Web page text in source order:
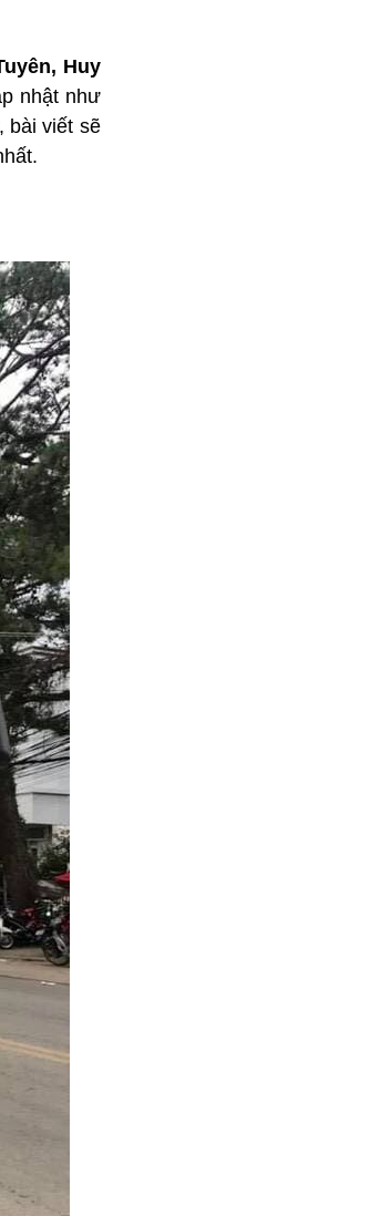
Huy
nhật như
bài viết sẽ